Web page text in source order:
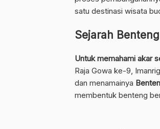
satu destinasi wisata
Sejarah
Untuk memahami akar
Raja Gowa ke-9,
dan menamainya
membentuk benteng